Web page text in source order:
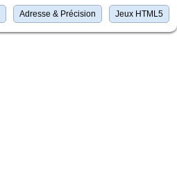
Adresse & Précision Jeux HTML5